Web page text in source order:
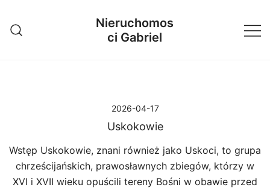
treści
Nieruchomos
ci Gabriel
2026-04-17
Uskokowie
Wstęp Uskokowie, znani również jako Uskoci, to grupa
chrześcijańskich, prawosławnych zbiegów, którzy w
XVI i XVII wieku opuścili tereny Bośni w obawie przed